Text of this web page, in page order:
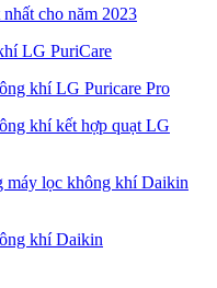
cho năm 2023
LG PuriCare
khí LG Puricare Pro
khí kết hợp quạt LG
máy lọc không khí Daikin
khí Daikin